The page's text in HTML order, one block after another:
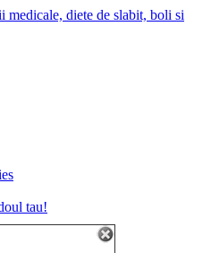
diete de slabit, boli si
tau!